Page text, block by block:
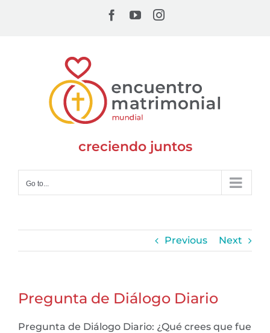
Facebook
YouTubeInstagram
creciendo juntos
Go to...
Previous Next
Pregunta de Diálogo Diario
Pregunta de Diálogo Diario: ¿Qué crees que fue